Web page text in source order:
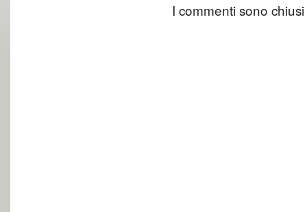
I commenti sono chiusi